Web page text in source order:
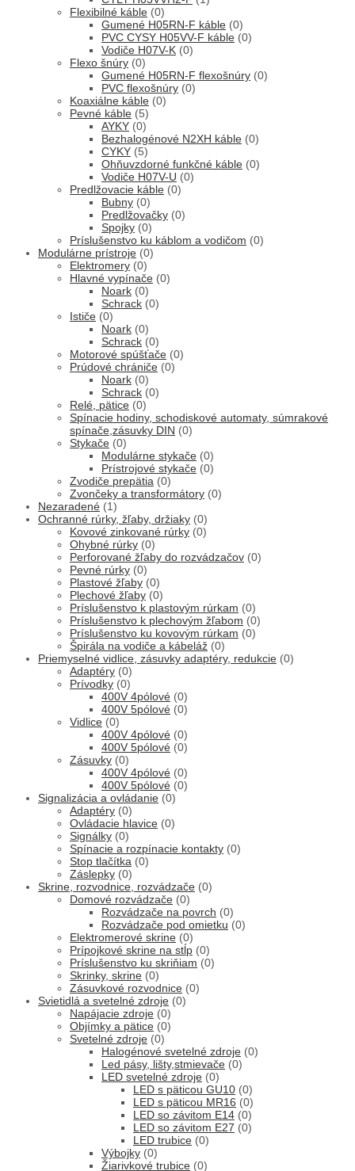
Flexibilné káble (0)
Gumené H05RN-F káble (0)
PVC CYSY H05VV-F káble (0)
Vodiče H07V-K (0)
Flexo šnúry (0)
Gumené H05RN-F flexošnúry (0)
PVC flexošnúry (0)
Koaxiálne káble (0)
Pevné káble (5)
AYKY (0)
Bezhalogénové N2XH káble (0)
CYKY (5)
Ohňuvzdorné funkčné káble (0)
Vodiče H07V-U (0)
Predlžovacie káble (0)
Bubny (0)
Predlžovačky (0)
Spojky (0)
Príslušenstvo ku káblom a vodičom (0)
Modulárne prístroje (0)
Elektromery (0)
Hlavné vypínače (0)
Noark (0)
Schrack (0)
Ističe (0)
Noark (0)
Schrack (0)
Motorové spúšťače (0)
Prúdové chrániče (0)
Noark (0)
Schrack (0)
Relé, pätice (0)
Spínacie hodiny, schodiskové automaty, súmrakové
spínače,zásuvky DIN (0)
Stykače (0)
Modulárne stykače (0)
Prístrojové stykače (0)
Zvodiče prepätia (0)
Zvončeky a transformátory (0)
Nezaradené (1)
Ochranné rúrky, žľaby, držiaky (0)
Kovové zinkované rúrky (0)
Ohybné rúrky (0)
Perforované žľaby do rozvádzačov (0)
Pevné rúrky (0)
Plastové žľaby (0)
Plechové žľaby (0)
Príslušenstvo k plastovým rúrkam (0)
Príslušenstvo k plechovým žľabom (0)
Príslušenstvo ku kovovým rúrkam (0)
Špirála na vodiče a kábeláž (0)
Priemyselné vidlice, zásuvky adaptéry, redukcie (0)
Adaptéry (0)
Prívodky (0)
400V 4pólové (0)
400V 5pólové (0)
Vidlice (0)
400V 4pólové (0)
400V 5pólové (0)
Zásuvky (0)
400V 4pólové (0)
400V 5pólové (0)
Signalizácia a ovládanie (0)
Adaptéry (0)
Ovládacie hlavice (0)
Signálky (0)
Spínacie a rozpínacie kontakty (0)
Stop tlačítka (0)
Záslepky (0)
Skrine, rozvodnice, rozvádzače (0)
Domové rozvádzače (0)
Rozvádzače na povrch (0)
Rozvádzače pod omietku (0)
Elektromerové skrine (0)
Prípojkové skrine na stĺp (0)
Príslušenstvo ku skriňiam (0)
Skrinky, skrine (0)
Zásuvkové rozvodnice (0)
Svietidlá a svetelné zdroje (0)
Napájacie zdroje (0)
Objímky a pätice (0)
Svetelné zdroje (0)
Halogénové svetelné zdroje (0)
Led pásy, lišty,stmievače (0)
LED svetelné zdroje (0)
LED s päticou GU10 (0)
LED s päticou MR16 (0)
LED so závitom E14 (0)
LED so závitom E27 (0)
LED trubice (0)
Výbojky (0)
Žiarivkové trubice (0)